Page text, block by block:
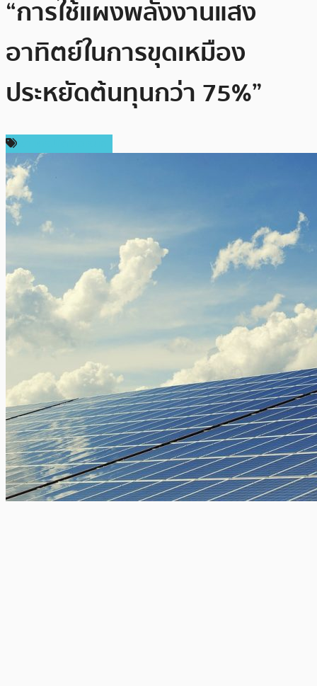
“การใช้แผงพลังงานแสง
อาทิตย์ในการขุดเหมือง
ประหยัดต้นทุนกว่า 75%”